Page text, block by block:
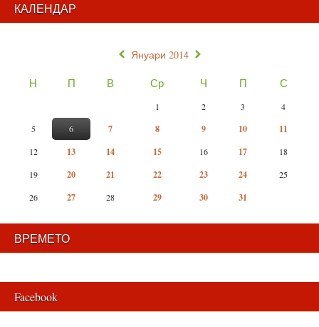
КАЛЕНДАР
« Януари 2014 »
Н П В Ср Ч П С
1 2 3
4
5
6 7 8 9 10 11
12 13 14 15 16 17
18
19
20 21 22 23 24
25
26
27 28 29 30 31
ВРЕМЕТО
Facebook